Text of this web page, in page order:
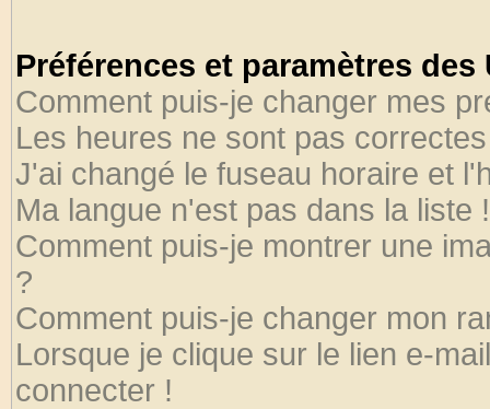
Préférences et paramètres
Comment puis-je changer mes
Les heures ne sont pas
J'ai changé le fuseau horaire et
Ma langue n'est pas dans la liste !
Comment puis-je montrer une
?
Comment puis-je changer mon
Lorsque je clique sur le lien e-
connecter !